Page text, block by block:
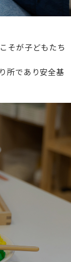
そが子どもたち
所であり安全基